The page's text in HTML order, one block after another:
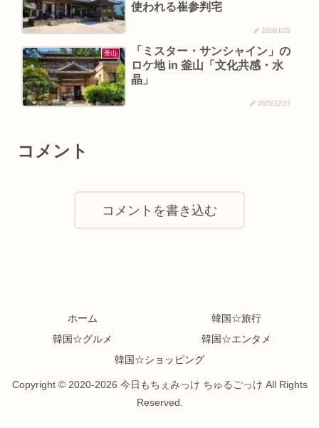
使われる崔参判宅
2026/1/25
釜山
「ミスター・サンシャイン」の
ロケ地 in 釜山「文化共感・水
晶」
2025/12/27
コメント
コメントを書き込む
ホーム
韓国☆旅行
韓国☆グルメ
韓国☆エンタメ
韓国☆ショッピング
Copyright © 2020-2026 今日もちぇみっけ ちゅるごっけ All Rights
Reserved.